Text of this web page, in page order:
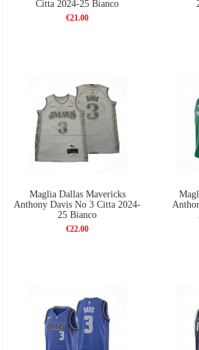
Citta 2024-25 Bianco
€21.00
Maglia Dallas Mavericks
Anthony Davis No 3 Citta 2024-
25 Bianco
€22.00